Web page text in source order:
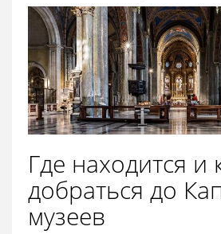
Где находится и
добраться до
музеев